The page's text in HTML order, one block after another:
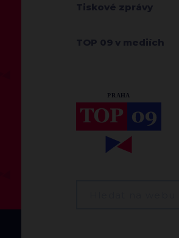
Tiskové zprávy
TOP 09 v mediích